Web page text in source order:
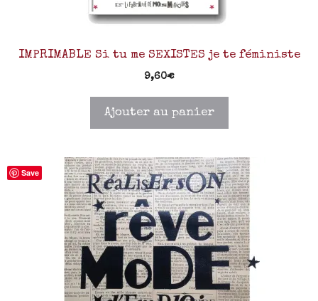
IMPRIMABLE Si tu me SEXISTES je te féministe
9,60€
Ajouter au panier
Save